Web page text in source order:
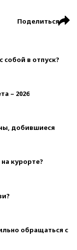
Поделиться
в отпуск?
– 2026
добившиеся
курорте?
обращаться с